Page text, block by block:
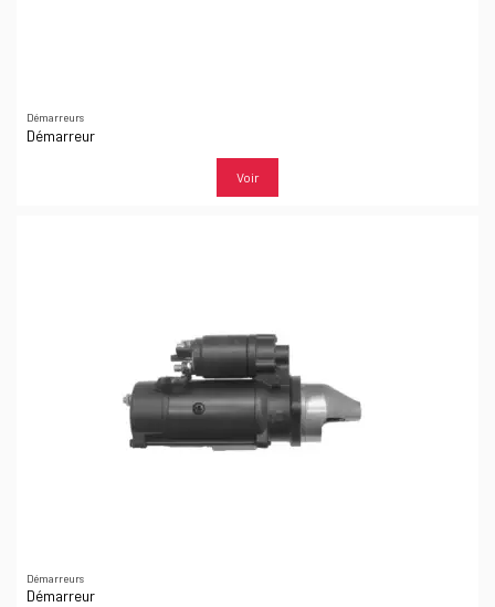
Démarreurs
Démarreur
Voir
Démarreurs
Démarreur